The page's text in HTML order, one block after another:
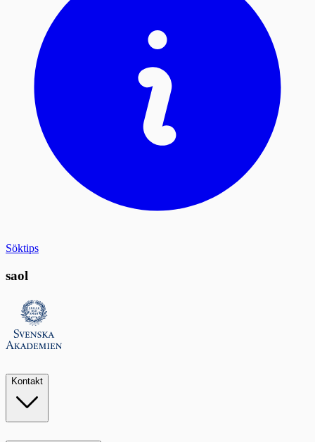
Söktips
saol
Kontakt